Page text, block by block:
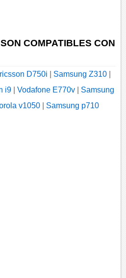
COMPATIBLES CON
D750i Samsung Z310|
i9 Vodafone E770v
Samsung
v1050| Samsung p710